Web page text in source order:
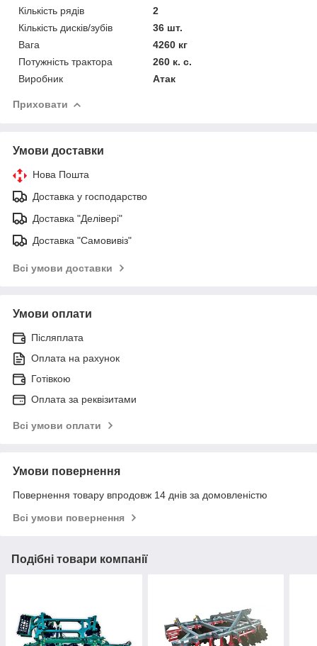
Кількість рядів
2
Кількість дисків/зубів
36 шт.
Вага
4260 кг
Потужність трактора
260 к. с.
Виробник
Атак
Приховати
Умови доставки
Нова Пошта
Доставка у господарство
Доставка "Делівері"
Доставка "Самовивіз"
Всі умови доставки
Умови оплати
Післяплата
Оплата на рахунок
Готівкою
Оплата за реквізитами
Всі умови оплати
Умови повернення
Повернення товару впродовж 14 днів за домовленістю
Всі умови повернення
Подібні товари компанії